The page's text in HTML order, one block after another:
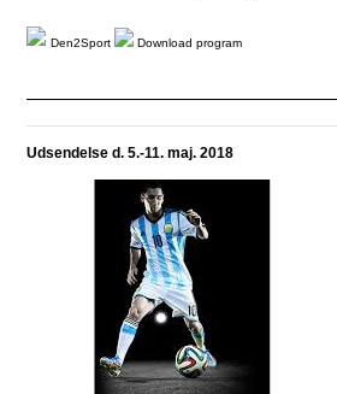
Den2Sport Download program
Udsendelse d. 5.-11. maj. 2018